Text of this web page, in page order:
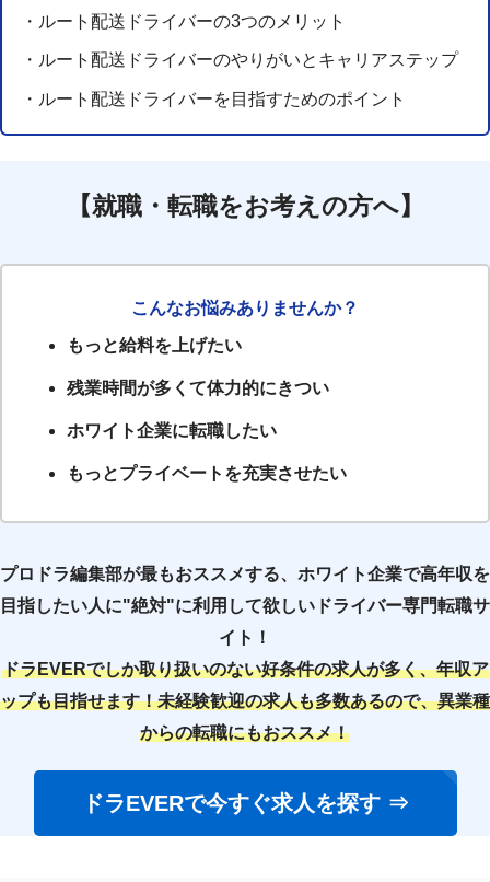
・ルート配送ドライバーの3つのメリット
・ルート配送ドライバーのやりがいとキャリアステップ
・ルート配送ドライバーを目指すためのポイント
【就職・転職をお考えの方へ】
こんなお悩みありませんか？
もっと給料を上げたい
残業時間が多くて体力的にきつい
ホワイト企業に転職したい
もっとプライベートを充実させたい
プロドラ編集部が最もおススメする、ホワイト企業で高年収を
目指したい人に"絶対"に利用して欲しいドライバー専門転職サ
イト！
ドラEVERでしか取り扱いのない好条件の求人が多く、年収ア
ップも目指せます！未経験歓迎の求人も多数あるので、異業種
からの転職にもおススメ！
ドラEVERで今すぐ求人を探す ⇒